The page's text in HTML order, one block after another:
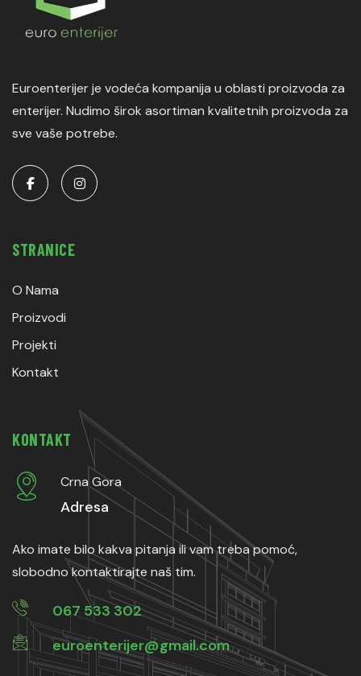
Euroenterijer je vodeća kompanija u oblasti proizvoda za
enterijer. Nudimo širok asortiman kvalitetnih proizvoda za
sve vaše potrebe.
STRANICE
O Nama
Proizvodi
Projekti
Kontakt
KONTAKT
Crna Gora
Adresa
Ako imate bilo kakva pitanja ili vam treba pomoć,
slobodno kontaktirajte naš tim.
067 533 302
euroenterijer@gmail.com